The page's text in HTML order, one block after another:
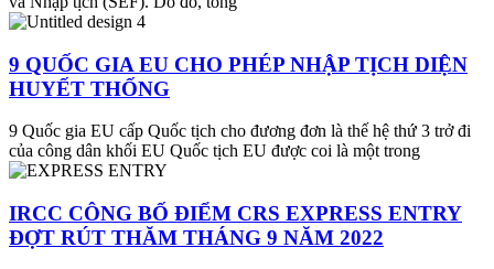
9 QUỐC GIA EU CHO PHÉP NHẬP TỊCH DIỆN
HUYẾT THỐNG
9 Quốc gia EU cấp Quốc tịch cho đương đơn là thế hệ thứ 3 trở đi
của công dân khối EU Quốc tịch EU được coi là một trong
IRCC CÔNG BỐ ĐIỂM CRS EXPRESS ENTRY
ĐỢT RÚT THĂM THÁNG 9 NĂM 2022